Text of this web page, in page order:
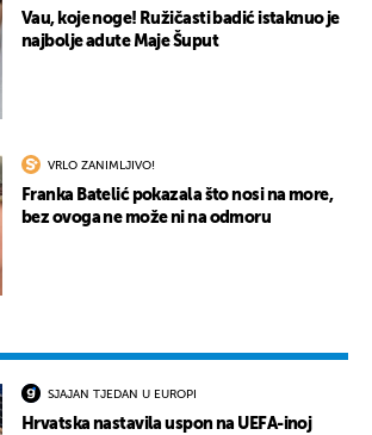
Vau, koje noge! Ružičasti badić istaknuo je
najbolje adute Maje Šuput
VRLO ZANIMLJIVO!
Franka Batelić pokazala što nosi na more,
bez ovoga ne može ni na odmoru
SJAJAN TJEDAN U EUROPI
Hrvatska nastavila uspon na UEFA-inoj